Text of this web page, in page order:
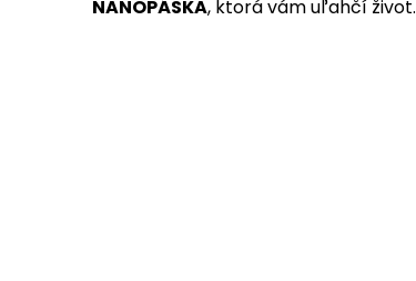
NANOPÁSKA, ktorá vám uľahčí život.